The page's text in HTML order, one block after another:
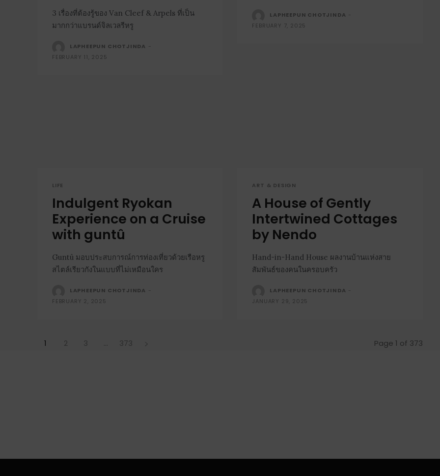
3 เรื่องที่ต้องรู้ของ Van Cleef & Arpels ที่เป็น
มากกว่าแบรนด์จิลเวลรีหรู
LAPHEEPUN CHOTJINDA -
FEBRUARY 11, 2025
LAPHEEPUN CHOTJINDA -
FEBRUARY 7, 2025
LIFE
Indulgent Ryokan
Experience on a Cruise
with guntû
Guntû มอบประสบการณ์การท่องเที่ยวด้วยเรือหรู
สไตล์เรียวกังในแบบที่ไม่เหมือนใคร
LAPHEEPUN CHOTJINDA -
FEBRUARY 2, 2025
ART & DESIGN
A House of Gently
Intertwined Cottages
by Nendo
Hand-in-Hand House ผลงานบ้านแห่งสาย
สัมพันธ์ของคนในครอบครัว
LAPHEEPUN CHOTJINDA -
JANUARY 29, 2025
1 2 3 ... 373 Page 1 of 373